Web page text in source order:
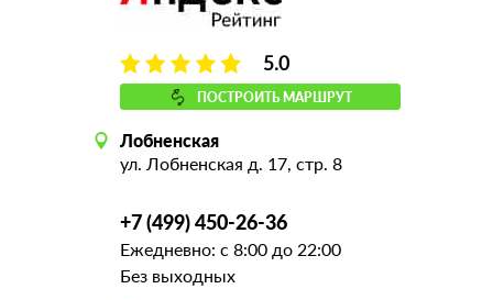
5.0
ПОСТРОИТЬ МАРШРУТ
Лобненская
ул. Лобненская д. 17, стр. 8
+7 (499) 450-26-36
Ежедневно: с 8:00 до 22:00
Без выходных